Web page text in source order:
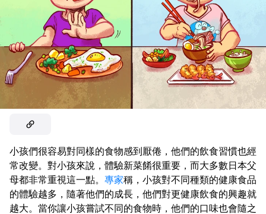
小孩們很容易對同樣的食物感到厭倦，他們的飲食習慣也經
常改變。對小孩來說，體驗新菜餚很重要，而大多數日本父
母都非常重視這一點。 專家稱，小孩對不同種類的健康食品
的體驗越多，隨著他們的成長，他們對更健康飲食的興趣就
越大。當你讓小孩嘗試不同的食物時，他們的口味也會隨之